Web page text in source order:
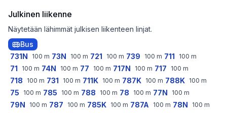
Julkinen liikenne
Näytetään lähimmät julkisen liikenteen linjat.
Bus
731N
100 m 73N 100 m 721 100 m 739 100 m 711 100 m
71 100 m 74N 100 m 77 100 m 717N 100 m 717 100 m
718 100 m 731 100 m 711K 100 m 787K 100 m 788K 100 m
75 100 m 785 100 m 788 100 m 78 100 m 77N 100 m
79N 100 m 787 100 m 785K 100 m 787A 100 m 78N 100 m